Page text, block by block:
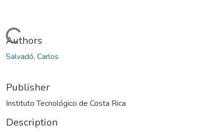
Loading...
Authors
Salvadó, Carlos
Publisher
Instituto Tecnológico de Costa Rica
Description